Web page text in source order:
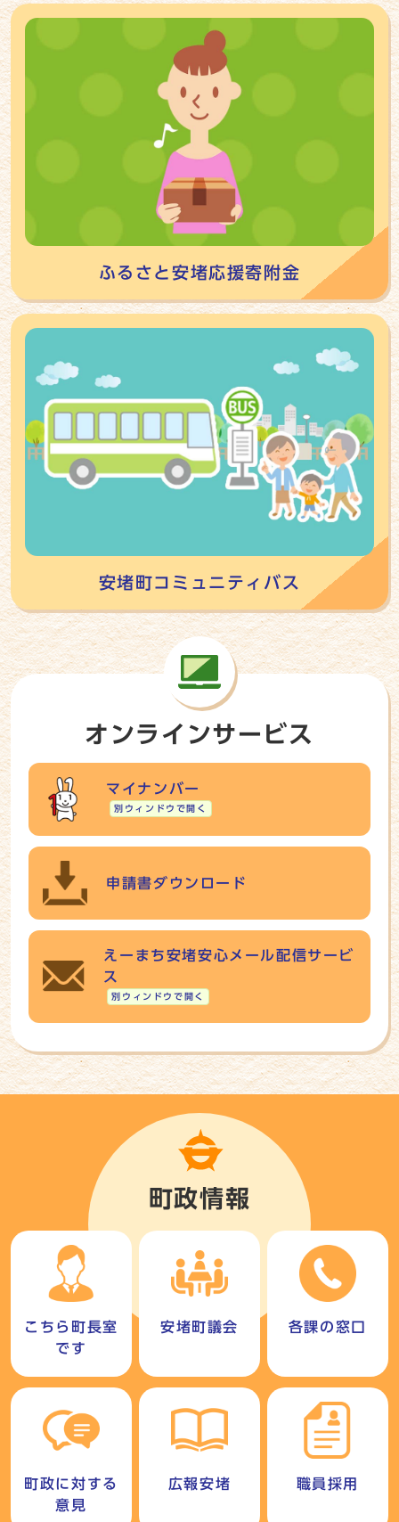
ふるさと安堵応援寄附金
安堵町コミュニティバス
オンラインサービス
マイナンバー
別ウィンドウで開く
申請書ダウンロード
えーまち安堵安心メール配信サービ
ス
別ウィンドウで開く
町政情報
こちら町長室
です
安堵町議会 各課の窓口
町政に対する
意見
広報安堵 職員採用